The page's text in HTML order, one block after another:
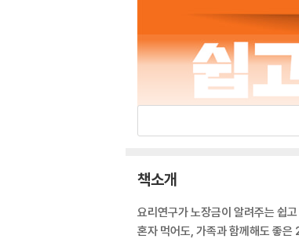
책소개
요리연구가 노장금이 알려주는 쉽
혼자 먹어도, 가족과 함께해도 좋은